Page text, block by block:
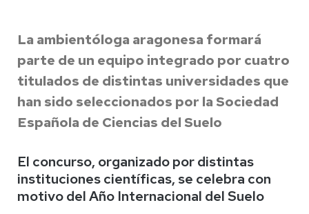
La ambientóloga aragonesa formará
parte de un equipo integrado por cuatro
titulados de distintas universidades que
han sido seleccionados por la Sociedad
Española de Ciencias del Suelo
El concurso, organizado por distintas
instituciones científicas, se celebra con
motivo del Año Internacional del Suelo